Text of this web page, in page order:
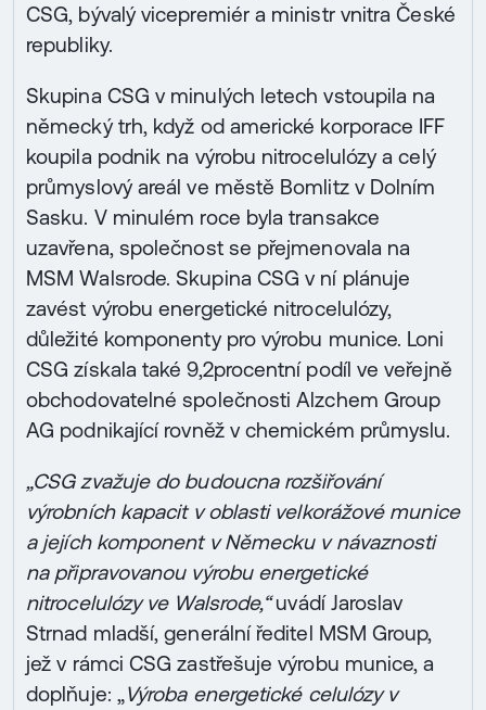
CSG, bývalý vicepremiér a ministr vnitra České
republiky.
Skupina CSG v minulých letech vstoupila na
německý trh, když od americké korporace IFF
koupila podnik na výrobu nitrocelulózy a celý
průmyslový areál ve městě Bomlitz v Dolním
Sasku. V minulém roce byla transakce
uzavřena, společnost se přejmenovala na
MSM Walsrode. Skupina CSG v ní plánuje
zavést výrobu energetické nitrocelulózy,
důležité komponenty pro výrobu munice. Loni
CSG získala také 9,2procentní podíl ve veřejně
obchodovatelné společnosti Alzchem Group
AG podnikající rovněž v chemickém průmyslu.
„CSG zvažuje do budoucna rozšiřování
výrobních kapacit v oblasti velkorážové munice
a jejích komponent v Německu v návaznosti
na připravovanou výrobu energetické
nitrocelulózy ve Walsrode,“uvádí Jaroslav
Strnad mladší, generální ředitel MSM Group,
jež v rámci CSG zastřešuje výrobu munice, a
doplňuje: „Výroba energetické celulózy v